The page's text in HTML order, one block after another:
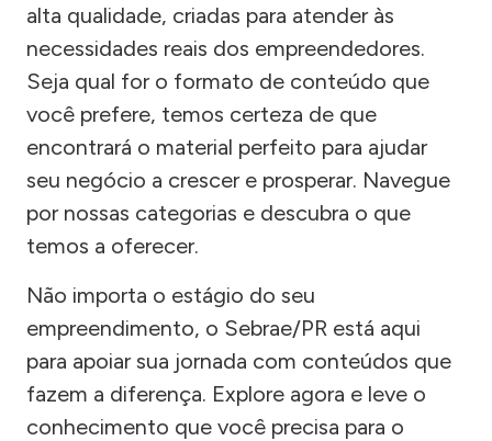
alta qualidade, criadas para atender às
necessidades reais dos empreendedores.
Seja qual for o formato de conteúdo que
você prefere, temos certeza de que
encontrará o material perfeito para ajudar
seu negócio a crescer e prosperar. Navegue
por nossas categorias e descubra o que
temos a oferecer.
Não importa o estágio do seu
empreendimento, o Sebrae/PR está aqui
para apoiar sua jornada com conteúdos que
fazem a diferença. Explore agora e leve o
conhecimento que você precisa para o